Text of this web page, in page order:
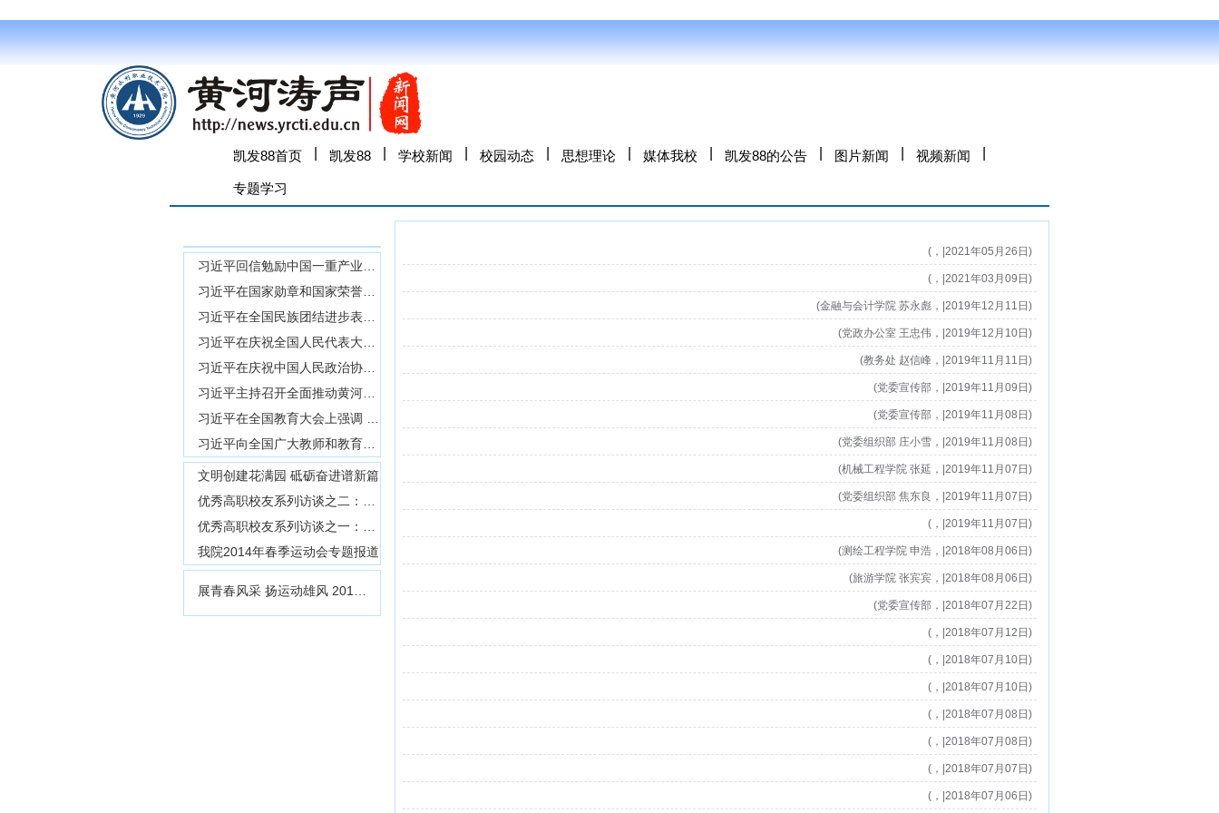
凯发88首页 凯发88 学校新闻 校园动态 思想理论 媒体我校 凯发88的公告 图片新闻 视频新闻
专题学习
习近平回信勉励中国一重产业工人代表 坚守技能报国初心弘扬劳模精神劳动精神工匠精神 继续为建设制造强国推动东北全面振兴贡献智慧和力量
习近平在国家勋章和国家荣誉称号颁授仪式上的讲话
习近平在全国民族团结进步表彰大会上的讲话
习近平在庆祝全国人民代表大会成立70周年大会上的讲话
习近平在庆祝中国人民政治协商会议成立75周年大会上的讲话
习近平主持召开全面推动黄河流域生态保护和高质量发展座谈会强调 以进一步全面深化改革为动力 开创黄河流域生态保护和高质量发展新局面
习近平在全国教育大会上强调 紧紧围绕立德树人根本任务 朝着建成教育强国战略目标扎实迈进
习近平向全国广大教师和教育工作者致以节日祝贺和诚挚问候
文明创建花满园 砥砺奋进谱新篇
优秀高职校友系列访谈之二：2001届毕业生石文明
优秀高职校友系列访谈之一：2005届毕业生张鑫
我院2014年春季运动会专题报道
展青春风采 扬运动雄风 2014...
(，|2021年05月26日)
(，|2021年03月09日)
(金融与会计学院 苏永彪，|2019年12月11日)
(党政办公室 王忠伟，|2019年12月10日)
(教务处 赵信峰，|2019年11月11日)
(党委宣传部，|2019年11月09日)
(党委宣传部，|2019年11月08日)
(党委组织部 庄小雪，|2019年11月08日)
(机械工程学院 张延，|2019年11月07日)
(党委组织部 焦东良，|2019年11月07日)
(，|2019年11月07日)
(测绘工程学院 申浩，|2018年08月06日)
(旅游学院 张宾宾，|2018年08月06日)
(党委宣传部，|2018年07月22日)
(，|2018年07月12日)
(，|2018年07月10日)
(，|2018年07月10日)
(，|2018年07月08日)
(，|2018年07月08日)
(，|2018年07月07日)
(，|2018年07月06日)